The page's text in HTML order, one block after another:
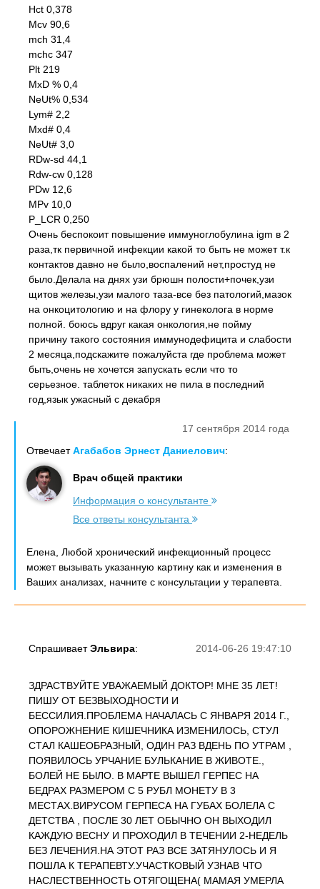
Hct 0,378
Mcv 90,6
mch 31,4
mchc 347
Plt 219
MxD % 0,4
NeUt% 0,534
Lym# 2,2
Mxd# 0,4
NeUt# 3,0
RDw-sd 44,1
Rdw-cw 0,128
PDw 12,6
MPv 10,0
P_LCR 0,250
Очень беспокоит повышение иммуноглобулина igm в 2
раза,тк первичной инфекции какой то быть не может т.к
контактов давно не было,воспалений нет,простуд не
было.Делала на днях узи брюшн полости+почек,узи
щитов железы,узи малого таза-все без патологий,мазок
на онкоцитологию и на флору у гинеколога в норме
полной. боюсь вдруг какая онкология,не пойму
причину такого состояния иммунодефицита и слабости
2 месяца,подскажите пожалуйста где проблема может
быть,очень не хочется запускать если что то
серьезное. таблеток никаких не пила в последний
год,язык ужасный с декабря
17 сентября 2014 года
ОтвечаетАгабабов Эрнест Даниелович:
Врач общей практики
Информация о консультанте
Все ответы консультанта
Елена, Любой хронический инфекционный процесс
может вызывать указанную картину как и изменения в
Ваших анализах, начните с консультации у терапевта.
2014-06-26 19:47:10
СпрашиваетЭльвира:
ЗДРАСТВУЙТЕ УВАЖАЕМЫЙ ДОКТОР! МНЕ 35 ЛЕТ!
ПИШУ ОТ БЕЗВЫХОДНОСТИ И
БЕССИЛИЯ.ПРОБЛЕМА НАЧАЛАСЬ С ЯНВАРЯ 2014 Г.,
ОПОРОЖНЕНИЕ КИШЕЧНИКА ИЗМЕНИЛОСЬ, СТУЛ
СТАЛ КАШЕОБРАЗНЫЙ, ОДИН РАЗ ВДЕНЬ ПО УТРАМ ,
ПОЯВИЛОСЬ УРЧАНИЕ БУЛЬКАНИЕ В ЖИВОТЕ.,
БОЛЕЙ НЕ БЫЛО. В МАРТЕ ВЫШЕЛ ГЕРПЕС НА
БЕДРАХ РАЗМЕРОМ С 5 РУБЛ МОНЕТУ В 3
МЕСТАХ.ВИРУСОМ ГЕРПЕСА НА ГУБАХ БОЛЕЛА С
ДЕТСТВА , ПОСЛЕ 30 ЛЕТ ОБЫЧНО ОН ВЫХОДИЛ
КАЖДУЮ ВЕСНУ И ПРОХОДИЛ В ТЕЧЕНИИ 2-НЕДЕЛЬ
БЕЗ ЛЕЧЕНИЯ.НА ЭТОТ РАЗ ВСЕ ЗАТЯНУЛОСЬ И Я
ПОШЛА К ТЕРАПЕВТУ.УЧАСТКОВЫЙ УЗНАВ ЧТО
НАСЛЕСТВЕННОСТЬ ОТЯГОЩЕНА( МАМАЯ УМЕРЛА